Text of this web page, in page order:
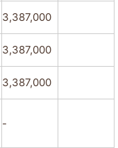
3,387,000
3,387,000
3,387,000
-